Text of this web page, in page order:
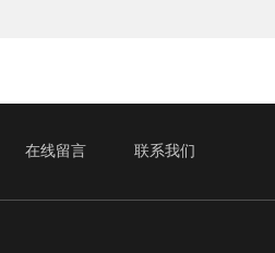
在线留言 联系我们